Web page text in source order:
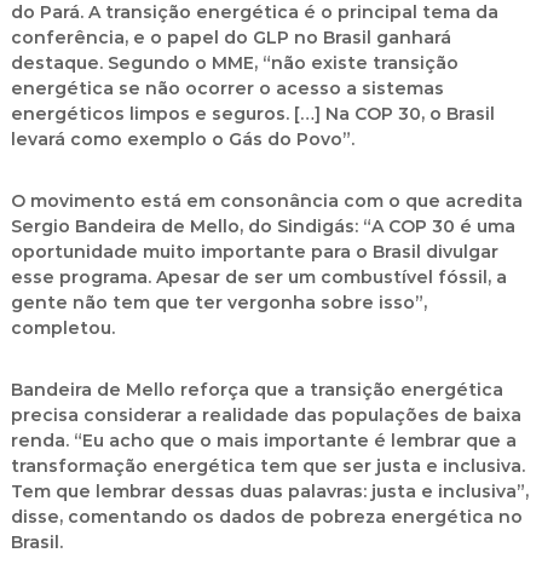
do Pará. A transição energética é o principal tema da
conferência, e o papel do GLP no Brasil ganhará
destaque. Segundo o MME, “não existe transição
energética se não ocorrer o acesso a sistemas
energéticos limpos e seguros. […] Na COP 30, o Brasil
levará como exemplo o Gás do Povo”.
O movimento está em consonância com o que acredita
Sergio Bandeira de Mello, do Sindigás: “A COP 30 é uma
oportunidade muito importante para o Brasil divulgar
esse programa. Apesar de ser um combustível fóssil, a
gente não tem que ter vergonha sobre isso”,
completou.
Bandeira de Mello reforça que a transição energética
precisa considerar a realidade das populações de baixa
renda. “Eu acho que o mais importante é lembrar que a
transformação energética tem que ser justa e inclusiva.
Tem que lembrar dessas duas palavras: justa e inclusiva”,
disse, comentando os dados de pobreza energética no
Brasil.